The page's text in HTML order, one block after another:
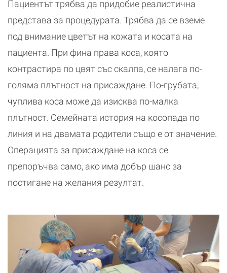
Пациентът трябва да придобие реалистична
представа за процедурата. Трябва да се вземе
под внимание цветът на кожата и косата на
пациента. При фина права коса, която
контрастира по цвят със скалпа, се налага по-
голяма плътност на присаждане. По-грубата,
чуплива коса може да изисква по-малка
плътност. Семейната история на косопада по
линия и на двамата родители също е от значение.
Операцията за присаждане на коса се
препоръчва само, ако има добър шанс за
постигане на желания резултат.